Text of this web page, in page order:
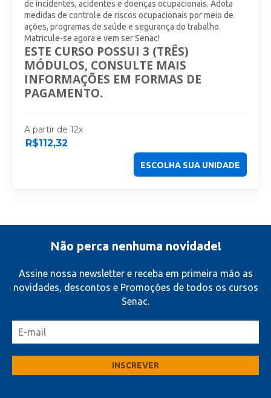
de incidentes, acidentes e doenças ocupacionais. Adota
medidas de controle de riscos ocupacionais por meio de
ações, programas de saúde e segurança do trabalho.
Matricule-se agora e vem ser Senac!
ESTE CURSO POSSUI 3 (TRÊS)
MÓDULOS, CONSULTE MAIS
INFORMAÇÕES EM FORMAS DE
PAGAMENTO.
A partir de 12x
R$112,32
ESCOLHA SUA UNIDADE
Não perca nenhuma novidade!
Assine nossa newsletter e receba em primeira mão as
novidades, descontos e Promoções de todos os cursos
Senac.